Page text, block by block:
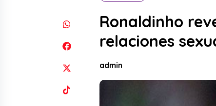
Ronaldinho
relaciones
admin